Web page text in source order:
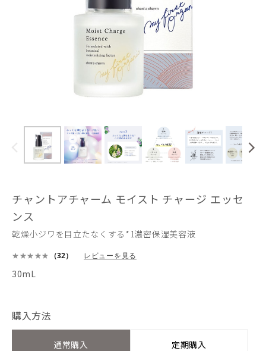
チャントアチャーム モイスト チャージ エッセ
ンス
乾燥小ジワを目立たなくする*1濃密保湿美容液
購入方法
通常購入 定期購入
（32） レビューを見る
30mL